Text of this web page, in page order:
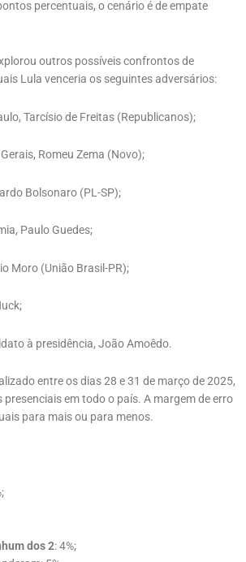
percentuais, o cenário é de empate
outros possíveis confrontos de
Lula venceria os seguintes adversários:​
Tarcísio de Freitas (Republicanos);​
Romeu Zema (Novo);​
Bolsonaro (PL-SP);​
Paulo Guedes;​
Moro (União Brasil-PR);​
à presidência, João Amoêdo.​
entre os dias 28 e 31 de março de 2025,
em todo o país. A margem de erro
para mais ou para menos.
dos 2: 4%;